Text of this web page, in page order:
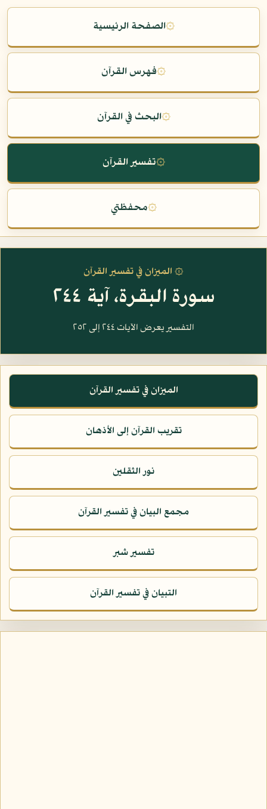
۞الصفحة الرئيسية
۞فهرس القرآن
۞البحث في القرآن
۞تفسير القرآن
۞محفظتي
۞ الميزان في تفسير القرآن
سورة البقرة، آية ٢٤٤
التفسير يعرض الآيات ٢٤٤ إلى ٢٥٢
الميزان في تفسير القرآن
تقريب القرآن إلى الأذهان
نور الثقلين
مجمع البيان في تفسير القرآن
تفسير شبر
التبيان في تفسير القرآن